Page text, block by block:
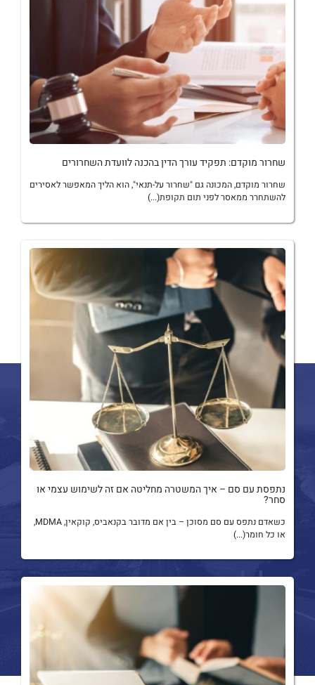
שחרור מוקדם: תפקיד עורך הדין בהכנה לוועדת השחרורים
שחרור מוקדם, המכונה גם "שחרור על-תנאי", הוא הליך המאפשר לאסירים
להשתחרר ממאסר לפני תום תקופת(...)
נתפסת עם סם – איך המשטרה מחליטה אם זה לשימוש עצמי או
סחר?
כשאדם נתפס עם סם מסוכן – בין אם מדובר בקנאביס, קוקאין, MDMA,
או כל חומר(...)